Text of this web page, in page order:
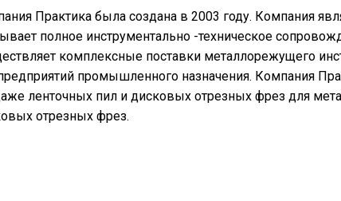
Практика была создана в 2003 году. Компания
полное инструментально -техническое
комплексные поставки металлорежущего
промышленного назначения. Компания
ленточных пил и дисковых отрезных фрез для
отрезных фрез.